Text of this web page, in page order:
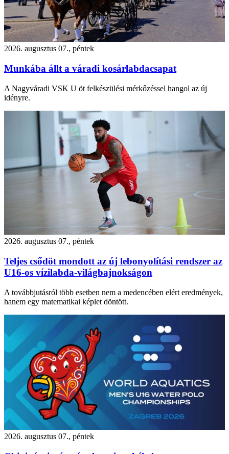
2026. augusztus 07., péntek
Munkába állt a váradi kosárlabdacsapat
A Nagyváradi VSK U öt felkészülési mérkőzéssel hangol az új
idényre.
2026. augusztus 07., péntek
Teljes csődöt mondott az új lebonyolítási rendszer az
U16-os vízilabda-világbajnokságon
A továbbjutásról több esetben nem a medencében elért eredmények,
hanem egy matematikai képlet döntött.
2026. augusztus 07., péntek